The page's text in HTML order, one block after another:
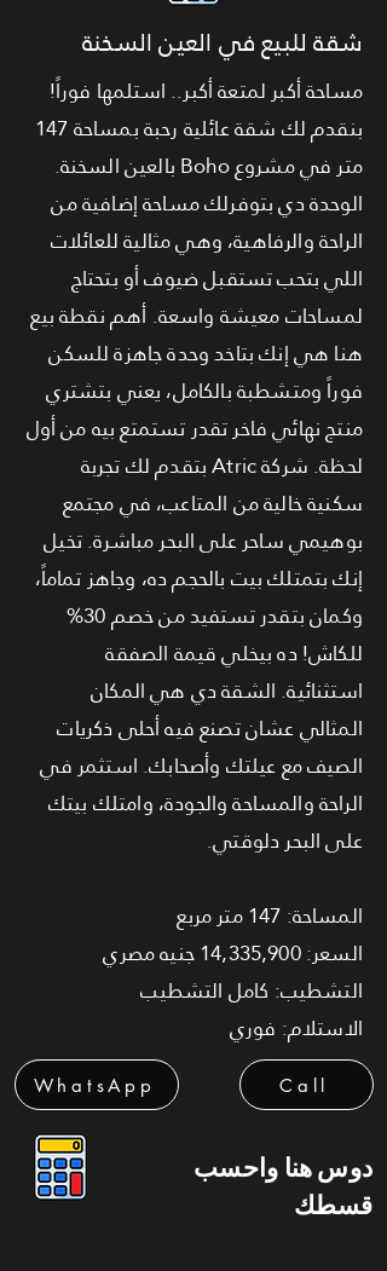
شقة للبيع في العين السخنة
مساحة أكبر لمتعة أكبر.. استلمها فوراً!
بنقدم لك شقة عائلية رحبة بمساحة 147
متر في مشروع Boho بالعين السخنة.
الوحدة دي بتوفرلك مساحة إضافية من
الراحة والرفاهية، وهي مثالية للعائلات
اللي بتحب تستقبل ضيوف أو بتحتاج
لمساحات معيشة واسعة. أهم نقطة بيع
هنا هي إنك بتاخد وحدة جاهزة للسكن
فوراً ومتشطبة بالكامل، يعني بتشتري
منتج نهائي فاخر تقدر تستمتع بيه من أول
لحظة. شركة Atric بتقدم لك تجربة
سكنية خالية من المتاعب، في مجتمع
بوهيمي ساحر على البحر مباشرة. تخيل
إنك بتمتلك بيت بالحجم ده، وجاهز تماماً،
وكمان بتقدر تستفيد من خصم 30%
للكاش! ده بيخلي قيمة الصفقة
استثنائية. الشقة دي هي المكان
المثالي عشان تصنع فيه أحلى ذكريات
الصيف مع عيلتك وأصحابك. استثمر في
الراحة والمساحة والجودة، وامتلك بيتك
على البحر دلوقتي.
المساحة: 147 متر مربع
السعر: 14,335,900 جنيه مصري
التشطيب: كامل التشطيب
الاستلام: فوري
WhatsApp Call
دوس هنا واحسب
قسطك